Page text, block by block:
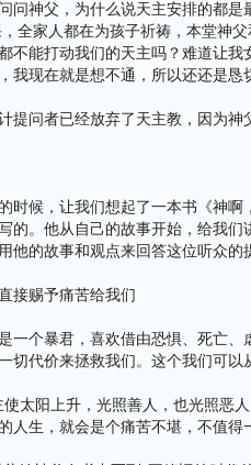
问神父，为什么说天主安排的都
全家人都在为孩子祈祷，本堂神
不能打动我们的天主吗？难道让
我现在就是想不通，所以还还是
提问者已经放弃了天主教，因为
时候，让我们想起了一本书《神
的。他从自己的故事开始，给我
他的故事和观点来回答这位听众的
接赐予痛苦给我们
一个暴君，喜欢借由恐惧、死亡
切代价来拯救我们。这个我们可
使太阳上升，光照善人，也光照恶
人生，就会是个痛苦不堪，不值